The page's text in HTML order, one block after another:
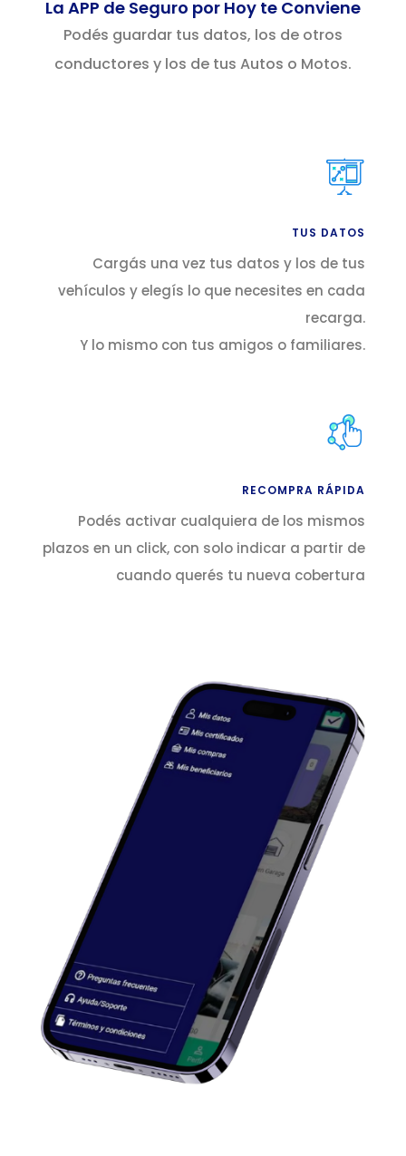
La APP de Seguro por Hoy te Conviene
Podés guardar tus datos, los de otros
conductores y los de tus Autos o Motos.
TUS DATOS
Cargás una vez tus datos y los de tus
vehículos y elegís lo que necesites en cada
recarga.
Y lo mismo con tus amigos o familiares.
RECOMPRA RÁPIDA
Podés activar cualquiera de los mismos
plazos en un click, con solo indicar a partir de
cuando querés tu nueva cobertura